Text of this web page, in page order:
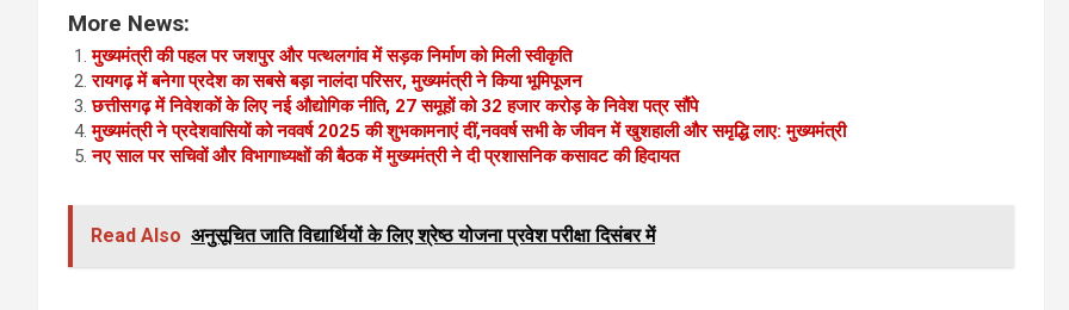
More News:
मुख्यमंत्री की पहल पर जशपुर और पत्थलगांव में सड़क निर्माण को मिली स्वीकृति
रायगढ़ में बनेगा प्रदेश का सबसे बड़ा नालंदा परिसर, मुख्यमंत्री ने किया भूमिपूजन
छत्तीसगढ़ में निवेशकों के लिए नई औद्योगिक नीति, 27 समूहों को 32 हजार करोड़ के निवेश पत्र सौंपे
मुख्यमंत्री ने प्रदेशवासियों को नववर्ष 2025 की शुभकामनाएं दीं,नववर्ष सभी के जीवन में खुशहाली और समृद्धि लाए: मुख्यमंत्री
नए साल पर सचिवों और विभागाध्यक्षों की बैठक में मुख्यमंत्री ने दी प्रशासनिक कसावट की हिदायत
Read Also अनुसूचित जाति विद्यार्थियों के लिए श्रेष्ठ योजना प्रवेश परीक्षा दिसंबर में